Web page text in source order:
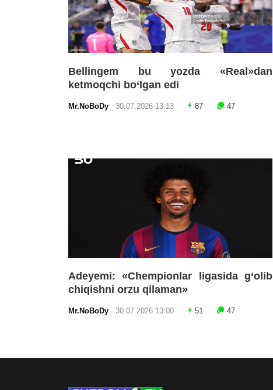
Bellingem bu yozda «Real»dan
ketmoqchi bo‘lgan edi
Mr.NoBoDy 30.07.2026 13:13 87 47
Adeyemi: «Chempionlar ligasida g‘olib
chiqishni orzu qilaman»
Mr.NoBoDy 30.07.2026 13:00 51 47